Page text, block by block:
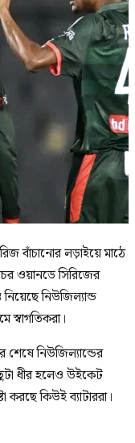
বাঁচানোর লড়াইয়ে মাঠে
ওয়ানডে সিরিজের
নিয়েছে নিউজিল্যান্ড
নিউজিল্যান্ডের
ধীর হলেও উইকেট
করছে কিউই ব্যাটাররা।